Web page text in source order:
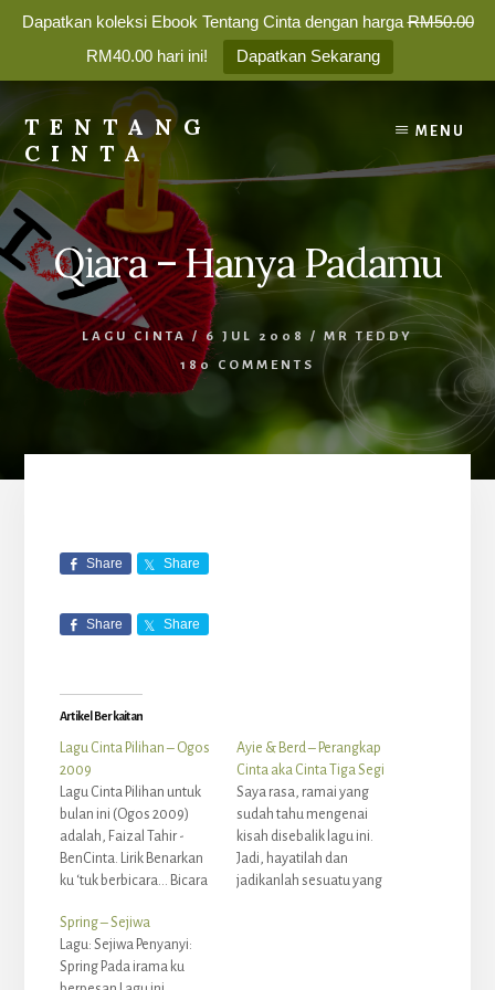
Dapatkan koleksi Ebook Tentang Cinta dengan hargaRM50.00
RM40.00 hari ini!
Dapatkan Sekarang
Skip
content
TENTANG
CINTA
Membina
Percintaan
yang
Bahagia
Selamanya
MENU
Qiara – Hanya Padamu
LAGU CINTA/6 JUL 2008 / MR TEDDY
180 COMMENTS
Share Share
Share Share
Artikel Berkaitan
Lagu Cinta Pilihan – Ogos
2009
Lagu Cinta Pilihan untuk
bulan ini (Ogos 2009)
adalah, Faizal Tahir -
BenCinta. Lirik Benarkan
ku ‘tuk berbicara… Bicara
mu.. Hati yang penuh
rasa ragu Jangan terus
pergi Tanpa mendengar
Ayie & Berd – Perangkap
Cinta aka Cinta Tiga Segi
Saya rasa, ramai yang
sudah tahu mengenai
kisah disebalik lagu ini.
Jadi, hayatilah dan
jadikanlah sesuatu yang
Spring – Sejiwa
Lagu: Sejiwa Penyanyi:
Spring Pada irama ku